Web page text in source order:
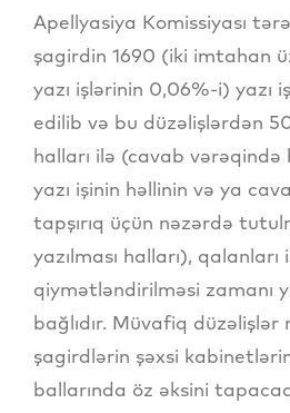
Apellyasiya Komissiyası
şagirdin 1690 (iki imtahan
yazı işlərinin 0,06%-i) yazı
edilib və bu düzəlişlərdən
halları ilə (cavab vərəqində
yazı işinin həllinin və ya
tapşırıq üçün nəzərdə
yazılması halları), qalanları
qiymətləndirilməsi zamanı
bağlıdır. Müvafiq düzəlişlər
şagirdlərin şəxsi
ballarında öz əksini